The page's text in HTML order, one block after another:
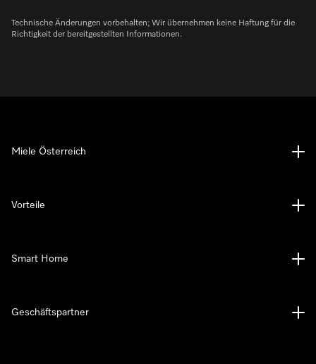
Technische Änderungen vorbehalten; Wir übernehmen keine Haftung für die
Richtigkeit der bereitgestellten Informationen.
Miele Österreich
Vorteile
Smart Home
Geschäftspartner